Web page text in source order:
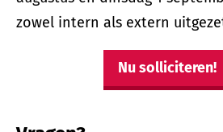
zowel intern als extern
Nu solliciteren!